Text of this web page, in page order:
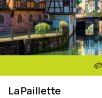
La Paillette